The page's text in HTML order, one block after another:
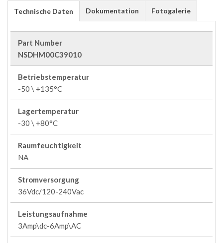
Technische Daten Dokumentation Fotogalerie
Part Number
NSDHM00C39010
Betriebstemperatur
-50 \ +135°C
Lagertemperatur
-30 \ +80°C
Raumfeuchtigkeit
NA
Stromversorgung
36Vdc/120-240Vac
Leistungsaufnahme
3Amp\dc-6Amp\AC